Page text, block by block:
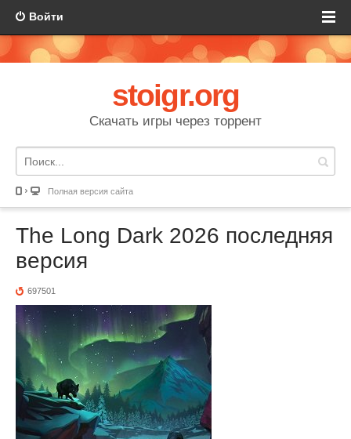
Войти
stoigr.org
Скачать игры через торрент
Полная версия сайта
The Long Dark 2026 последняя
версия
697501